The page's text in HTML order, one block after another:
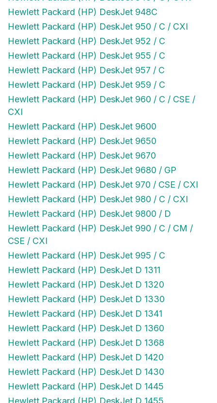
Hewlett Packard (HP) DeskJet 948C
Hewlett Packard (HP) DeskJet 950 / C / CXI
Hewlett Packard (HP) DeskJet 952 / C
Hewlett Packard (HP) DeskJet 955 / C
Hewlett Packard (HP) DeskJet 957 / C
Hewlett Packard (HP) DeskJet 959 / C
Hewlett Packard (HP) DeskJet 960 / C / CSE /
CXI
Hewlett Packard (HP) DeskJet 9600
Hewlett Packard (HP) DeskJet 9650
Hewlett Packard (HP) DeskJet 9670
Hewlett Packard (HP) DeskJet 9680 / GP
Hewlett Packard (HP) DeskJet 970 / CSE / CXI
Hewlett Packard (HP) DeskJet 980 / C / CXI
Hewlett Packard (HP) DeskJet 9800 / D
Hewlett Packard (HP) DeskJet 990 / C / CM /
CSE / CXI
Hewlett Packard (HP) DeskJet 995 / C
Hewlett Packard (HP) DeskJet D 1311
Hewlett Packard (HP) DeskJet D 1320
Hewlett Packard (HP) DeskJet D 1330
Hewlett Packard (HP) DeskJet D 1341
Hewlett Packard (HP) DeskJet D 1360
Hewlett Packard (HP) DeskJet D 1368
Hewlett Packard (HP) DeskJet D 1420
Hewlett Packard (HP) DeskJet D 1430
Hewlett Packard (HP) DeskJet D 1445
Hewlett Packard (HP) DeskJet D 1455